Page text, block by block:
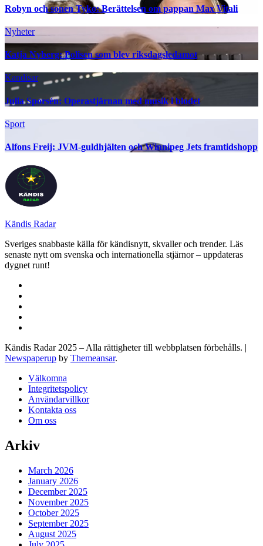
Robyn och sonen Tyko: Berättelsen om pappan Max Vitali
Nyheter
Katja Nyberg: Polisen som blev riksdagsledamot
Kandisar
Julia Sporsén: Operastjärnan med musik i blodet
Sport
Alfons Freij: JVM-guldhjälten och Winnipeg Jets framtidshopp
Kändis Radar
Sveriges snabbaste källa för kändisnytt, skvaller och trender. Läs
senaste nytt om svenska och internationella stjärnor – uppdateras
dygnet runt!
Kändis Radar 2025 – Alla rättigheter till webbplatsen förbehålls. |
Newspaperup by Themeansar.
Välkomna
Integritetspolicy
Användarvillkor
Kontakta oss
Om oss
Arkiv
March 2026
January 2026
December 2025
November 2025
October 2025
September 2025
August 2025